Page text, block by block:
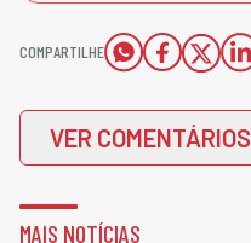
COMPARTILHE
VER COMENTÁRIOS
MAIS NOTÍCIAS